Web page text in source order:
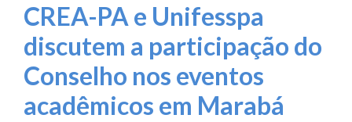
CREA-PA e Unifesspa
discutem a participação do
Conselho nos eventos
acadêmicos em Marabá